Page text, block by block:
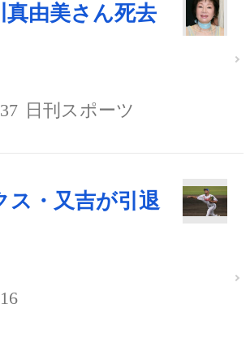
真由美さん死去
日刊スポーツ
ス・又吉が引退